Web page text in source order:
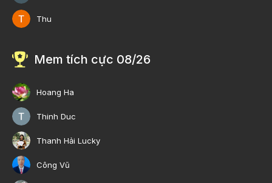
Thu
Mem tích cực 08/26
Hoang Ha
Thinh Duc
Thanh Hải Lucky
Công Vũ